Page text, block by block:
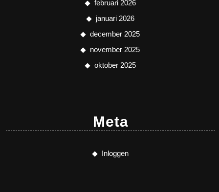
februari 2026
januari 2026
december 2025
november 2025
oktober 2025
Meta
Inloggen